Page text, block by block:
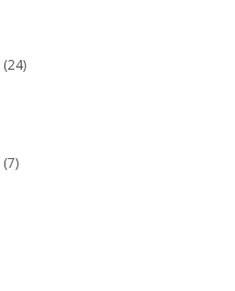
(24)
(7)